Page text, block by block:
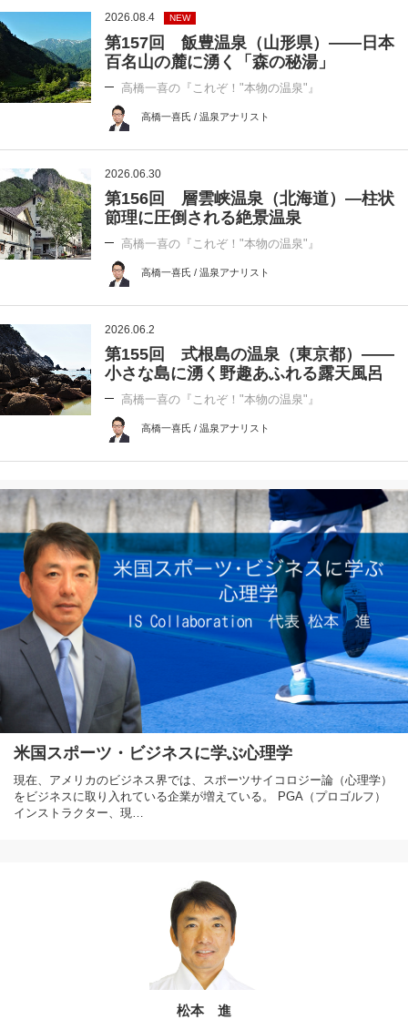
2026.08.4 NEW
第157回 飯豊温泉（山形県）――日本
百名山の麓に湧く「森の秘湯」
高橋一喜の『これぞ！"本物の温泉"』
高橋一喜氏 / 温泉アナリスト
2026.06.30
第156回 層雲峡温泉（北海道）―柱状
節理に圧倒される絶景温泉
高橋一喜の『これぞ！"本物の温泉"』
高橋一喜氏 / 温泉アナリスト
2026.06.2
第155回 式根島の温泉（東京都）――
小さな島に湧く野趣あふれる露天風呂
高橋一喜の『これぞ！"本物の温泉"』
高橋一喜氏 / 温泉アナリスト
米国スポーツ・ビジネスに学ぶ心理学
現在、アメリカのビジネス界では、スポーツサイコロジー論（心理学）
をビジネスに取り入れている企業が増えている。 PGA（プロゴルフ）
インストラクター、現…
松本 進